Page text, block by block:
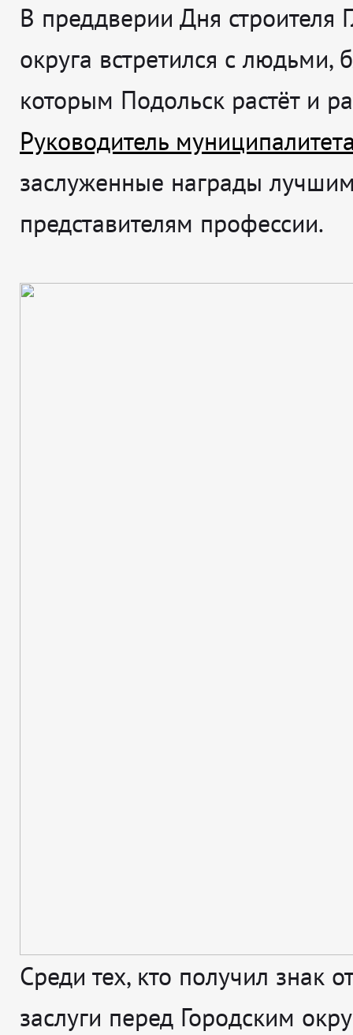
В преддверии Дня строителя
округа встретился с людьми,
которым Подольск растёт и
Руководитель
заслуженные награды
представителям профессии.
Среди тех, кто получил знак
заслуги перед Городским